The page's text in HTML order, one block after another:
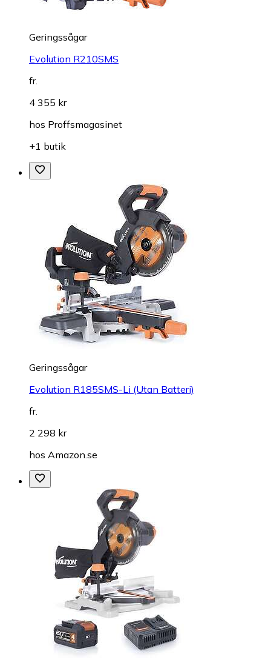
Geringssågar
Evolution R210SMS
fr.
4 355 kr
hos Proffsmagasinet
+1 butik
Geringssågar
Evolution R185SMS-Li (Utan Batteri)
fr.
2 298 kr
hos Amazon.se